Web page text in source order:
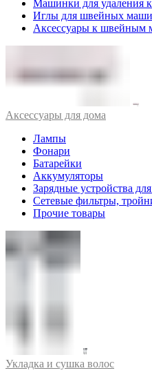
Машинки для удаления
Иглы для швейных
Аксессуары к швейным
Аксессуары для дома
Лампы
Фонари
Батарейки
Аккумуляторы
Зарядные устройства
Сетевые фильтры,
Прочие товары
Укладка и сушка волос